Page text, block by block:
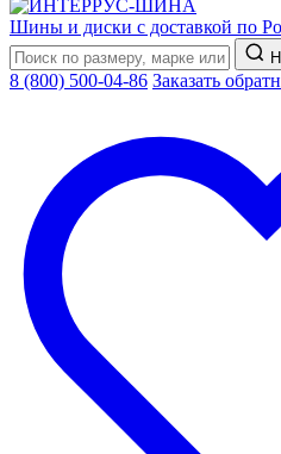
Шины и диски с доставкой по
8 (800) 500-04-86 Заказать